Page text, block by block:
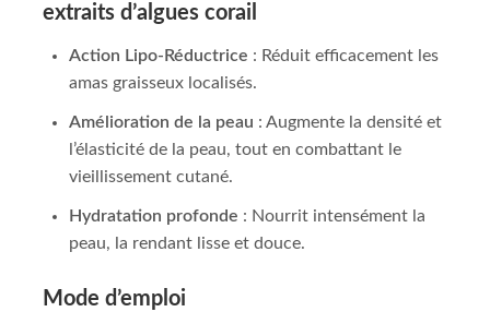
extraits d’algues corail
Action Lipo-Réductrice : Réduit efficacement les
amas graisseux localisés.
Amélioration de la peau : Augmente la densité et
l’élasticité de la peau, tout en combattant le
vieillissement cutané.
Hydratation profonde : Nourrit intensément la
peau, la rendant lisse et douce.
Mode d’emploi